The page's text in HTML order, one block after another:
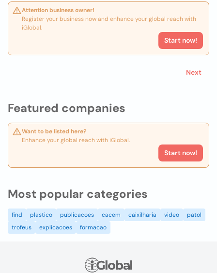
Featured companies
Want to be listed here?
Enhance your global reach with iGlobal.
Start now!
Attention business owner!
Register your business now and enhance your global reach with
iGlobal.
Start now!
Next
Most popular categories
find plastico publicacoes cacem caixilharia video
patol
trofeus
explicacoes formacao